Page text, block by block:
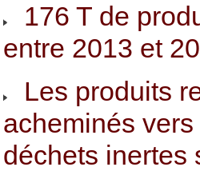
176 T de
entre 2013 et
Les produits
acheminés
déchets inertes